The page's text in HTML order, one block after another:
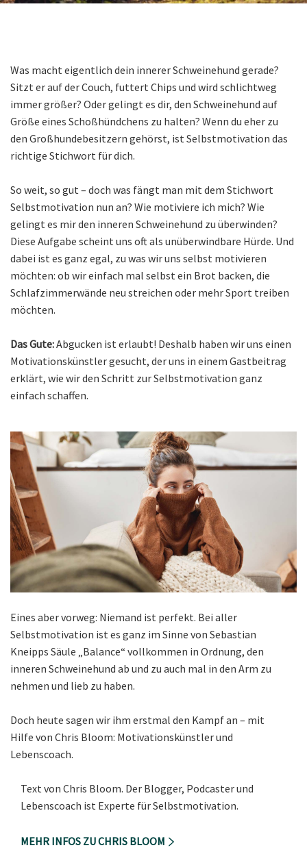
Was macht eigentlich dein innerer Schweinehund gerade?
Sitzt er auf der Couch, futtert Chips und wird schlichtweg
immer größer? Oder gelingt es dir, den Schweinehund auf
Größe eines Schoßhündchens zu halten? Wenn du eher zu
den Großhundebesitzern gehörst, ist Selbstmotivation das
richtige Stichwort für dich.
So weit, so gut – doch was fängt man mit dem Stichwort
Selbstmotivation nun an? Wie motiviere ich mich? Wie
gelingt es mir den inneren Schweinehund zu überwinden?
Diese Aufgabe scheint uns oft als unüberwindbare Hürde. Und
dabei ist es ganz egal, zu was wir uns selbst motivieren
möchten: ob wir einfach mal selbst ein Brot backen, die
Schlafzimmerwände neu streichen oder mehr Sport treiben
möchten.
Das Gute:Abgucken ist erlaubt! Deshalb haben wir uns einen
Motivationskünstler gesucht, der uns in einem Gastbeitrag
erklärt, wie wir den Schritt zur Selbstmotivation ganz
einfach schaffen.
Eines aber vorweg: Niemand ist perfekt. Bei aller
Selbstmotivation ist es ganz im Sinne von Sebastian
Kneipps Säule „Balance“ vollkommen in Ordnung, den
inneren Schweinehund ab und zu auch mal in den Arm zu
nehmen und lieb zu haben.
Doch heute sagen wir ihm erstmal den Kampf an – mit
Hilfe von Chris Bloom: Motivationskünstler und
Lebenscoach.
Text von Chris Bloom. Der Blogger, Podcaster und
Lebenscoach ist Experte für Selbstmotivation.
MEHR INFOS ZU CHRIS BLOOM